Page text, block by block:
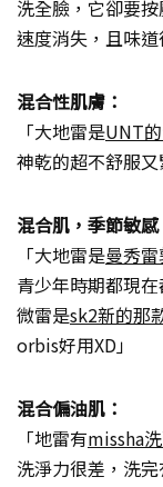
洗全臉，它卻要
速度消失，且味道
混合性肌膚：
「大地雷是UNT
神乾的超不舒服又
混合肌，季節敏感
「大地雷是曼秀
青少年時期都現
微雷是sk2新的那
orbis好用XD」
混合偏油肌：
「地雷有missha
洗淨力很差，洗完